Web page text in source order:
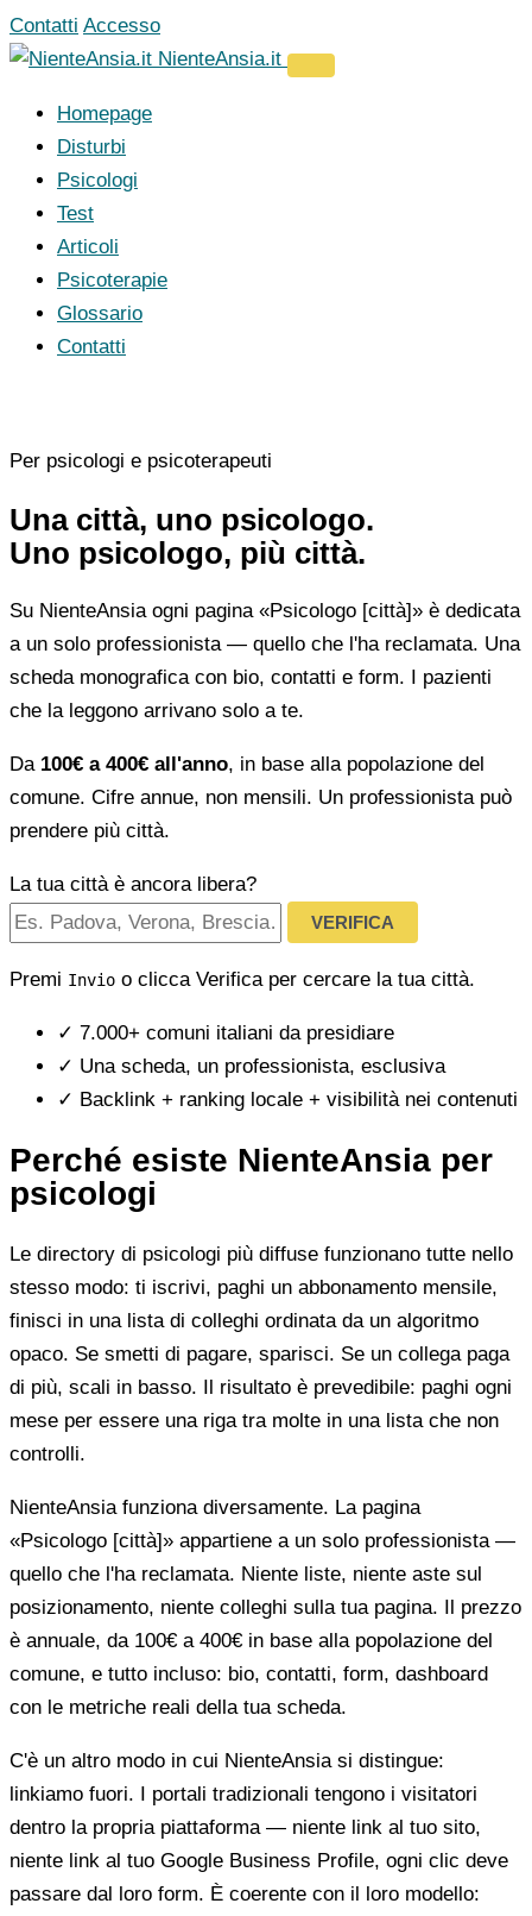
Vai
al
Contatti Accesso
NienteAnsia.it
Homepage
Disturbi
Psicologi
Test
Articoli
Psicoterapie
Glossario
Contatti
Per psicologi e psicoterapeuti
Una città, uno psicologo.
Uno psicologo, più città.
Su NienteAnsia ogni pagina «Psicologo [città]» è dedicata
a un solo professionista — quello che l'ha reclamata. Una
scheda monografica con bio, contatti e form. I pazienti
che la leggono arrivano solo a te.
Da 100€ a 400€ all'anno, in base alla popolazione del
comune. Cifre annue, non mensili. Un professionista può
prendere più città.
La tua città è ancora libera?
VERIFICA
Premi Invio o clicca Verifica per cercare la tua città.
✓ 7.000+ comuni italiani da presidiare
✓ Una scheda, un professionista, esclusiva
✓ Backlink + ranking locale + visibilità nei contenuti
Perché esiste NienteAnsia per
psicologi
Le directory di psicologi più diffuse funzionano tutte nello
stesso modo: ti iscrivi, paghi un abbonamento mensile,
finisci in una lista di colleghi ordinata da un algoritmo
opaco. Se smetti di pagare, sparisci. Se un collega paga
di più, scali in basso. Il risultato è prevedibile: paghi ogni
mese per essere una riga tra molte in una lista che non
controlli.
NienteAnsia funziona diversamente. La pagina
«Psicologo [città]» appartiene a un solo professionista —
quello che l'ha reclamata. Niente liste, niente aste sul
posizionamento, niente colleghi sulla tua pagina. Il prezzo
è annuale, da 100€ a 400€ in base alla popolazione del
comune, e tutto incluso: bio, contatti, form, dashboard
con le metriche reali della tua scheda.
C'è un altro modo in cui NienteAnsia si distingue:
linkiamo fuori. I portali tradizionali tengono i visitatori
dentro la propria piattaforma — niente link al tuo sito,
niente link al tuo Google Business Profile, ogni clic deve
passare dal loro form. È coerente con il loro modello: